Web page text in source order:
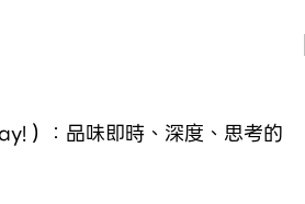
）：品味即時、深度、思考的